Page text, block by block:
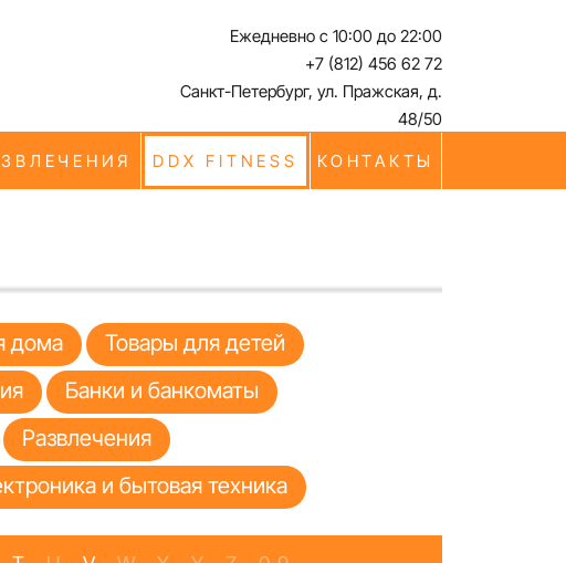
Ежедневно с 10:00 до 22:00
+7 (812) 456 62 72
Санкт-Петербург, ул. Пражская, д.
48/50
DDX FITNESS КОНТАКТЫ
дома
Товары для детей
Банки и банкоматы
Развлечения
и бытовая техника